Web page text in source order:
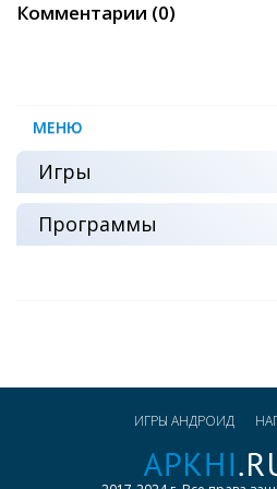
Комментарии (0)
МЕНЮ
Игры
Программы
ИГРЫ АНДРОИД